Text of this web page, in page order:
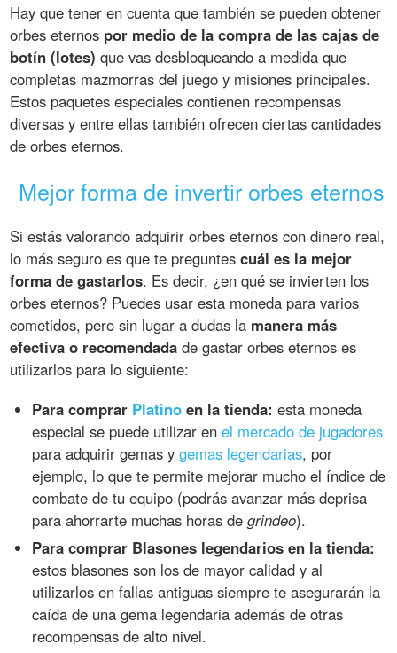
Hay que tener en cuenta que también se pueden obtener
orbes eternos por medio de la compra de las cajas de
botín (lotes) que vas desbloqueando a medida que
completas mazmorras del juego y misiones principales.
Estos paquetes especiales contienen recompensas
diversas y entre ellas también ofrecen ciertas cantidades
de orbes eternos.
Mejor forma de invertir orbes eternos
Si estás valorando adquirir orbes eternos con dinero real,
lo más seguro es que te preguntescuál es la mejor
forma de gastarlos. Es decir, ¿en qué se invierten los
orbes eternos? Puedes usar esta moneda para varios
cometidos, pero sin lugar a dudas la manera más
efectiva o recomendada de gastar orbes eternos es
utilizarlos para lo siguiente:
Para comprar Platino en la tienda: esta moneda
especial se puede utilizar enel mercado de jugadores
para adquirir gemas ygemas legendarias, por
ejemplo, lo que te permite mejorar mucho el índice de
combate de tu equipo (podrás avanzar más deprisa
para ahorrarte muchas horas degrindeo).
Para comprar Blasones legendarios en la tienda:
estos blasones son los de mayor calidad y al
utilizarlos en fallas antiguas siempre te asegurarán la
caída de una gema legendaria además de otras
recompensas de alto nivel.